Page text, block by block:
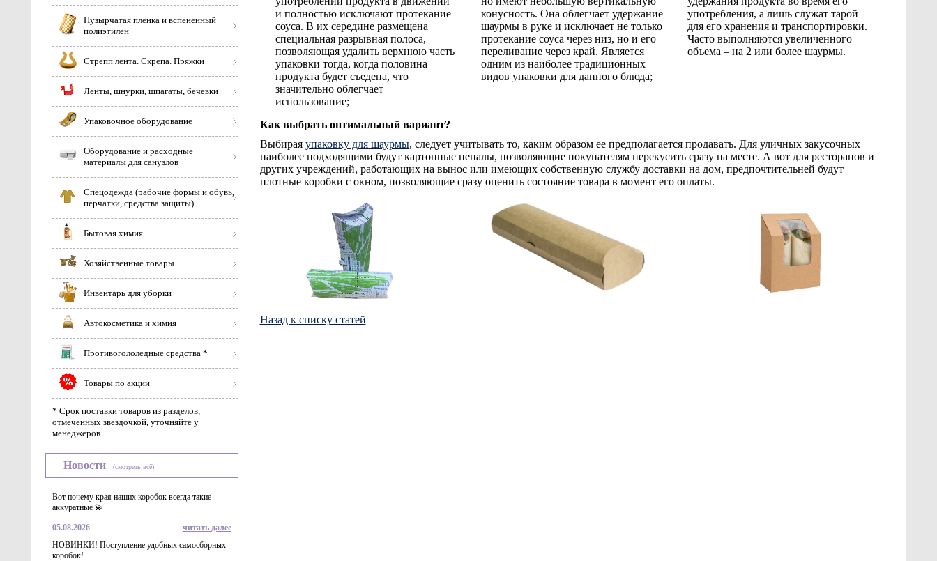
Пузырчатая пленка и вспененный
полиэтилен
Стрепп лента. Скрепа. Пряжки
Ленты, шнурки, шпагаты, бечевки
Упаковочное оборудование
Оборудование и расходные
материалы для санузлов
Спецодежда (рабочие формы и обувь,
перчатки, средства защиты)
Бытовая химия
Хозяйственные товары
Инвентарь для уборки
Автокосметика и химия
Противогололедные средства *
Товары по акции
* Срок поставки товаров из разделов,
отмеченных звездочкой, уточняйте у
менеджеров
Новости (смотреть всё)
Вот почему края наших коробок всегда такие
аккуратные 💫
05.08.2026
читать далее
НОВИНКИ! Поступление удобных самосборных
коробок!
и полностью исключают протекание
соуса. В их середине размещена
специальная разрывная полоса,
позволяющая удалить верхнюю часть
упаковки тогда, когда половина
продукта будет съедена, что
значительно облегчает
использование;
конусность. Она облегчает удержание
шаурмы в руке и исключает не только
протекание соуса через низ, но и его
переливание через край. Является
одним из наиболее традиционных
видов упаковки для данного блюда;
употребления, а лишь служат тарой
для его хранения и транспортировки.
Часто выполняются увеличенного
объема – на 2 или более шаурмы.
Как выбрать оптимальный вариант?
Выбирая упаковку для шаурмы, следует учитывать то, каким образом ее предполагается продавать. Для уличных закусочных
наиболее подходящими будут картонные пеналы, позволяющие покупателям перекусить сразу на месте. А вот для ресторанов и
других учреждений, работающих на вынос или имеющих собственную службу доставки на дом, предпочтительней будут
плотные коробки с окном, позволяющие сразу оценить состояние товара в момент его оплаты.
Назад к списку статей